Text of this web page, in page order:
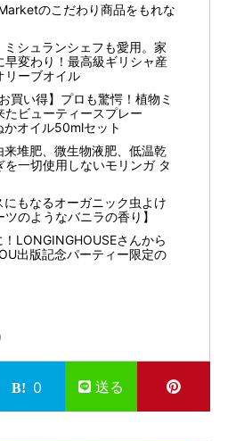
のこだわり商品をもれな
シュランシェフも愛用。家
早変わり！最高級ギリシャ産
リーブオイル
買い得】プロも驚愕！植物ミ
たビューティースプレー
オイル50mlセット
堆肥、微生物液肥、低温乾
一切使用しないモリンガ タ
もなるオーガニック虫よけ
のようなバニラの香り】
LONGINGHOUSEさんから
出版記念パーティー限定の
0 送る